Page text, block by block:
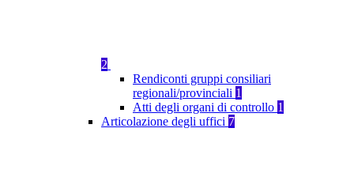
2
Rendiconti gruppi consiliari
regionali/provinciali 1
Atti degli organi di controllo 1
Articolazione degli uffici 7